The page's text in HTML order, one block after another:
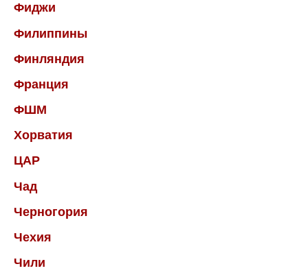
Фиджи
Филиппины
Финляндия
Франция
ФШМ
Хорватия
ЦАР
Чад
Черногория
Чехия
Чили